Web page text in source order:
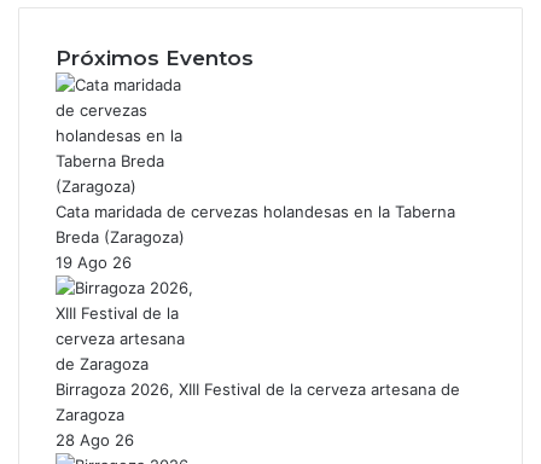
Próximos Eventos
Cata maridada de cervezas holandesas en la Taberna
Breda (Zaragoza)
19 Ago 26
Birragoza 2026, XIII Festival de la cerveza artesana de
Zaragoza
28 Ago 26